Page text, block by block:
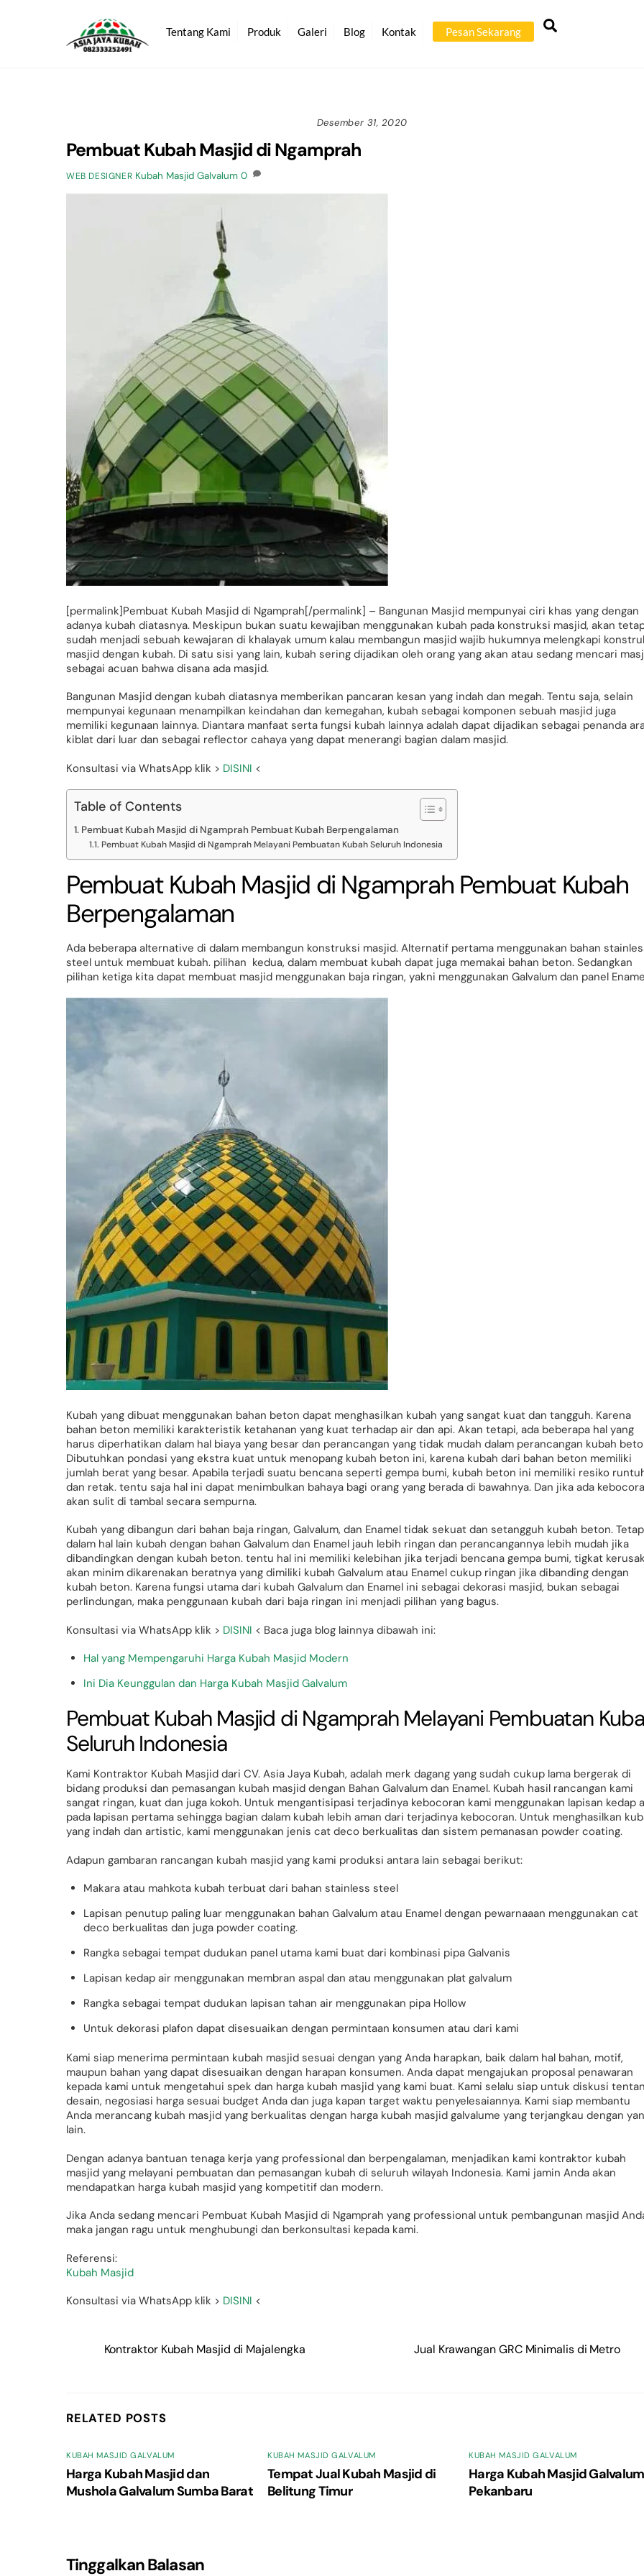
Tentang Kami Produk Galeri Blog Kontak Pesan Sekarang
Desember 31, 2020
Pembuat Kubah Masjid di Ngamprah
WEB DESIGNER Kubah Masjid Galvalum 0
[permalink]Pembuat Kubah Masjid di Ngamprah[/permalink] – Bangunan Masjid mempunyai ciri khas yang dengan
adanya kubah diatasnya. Meskipun bukan suatu kewajiban menggunakan kubah pada konstruksi masjid, akan
sudah menjadi sebuah kewajaran di khalayak umum kalau membangun masjid wajib hukumnya melengkapi
masjid dengan kubah. Di satu sisi yang lain, kubah sering dijadikan oleh orang yang akan atau sedang mencari
sebagai acuan bahwa disana ada masjid.
Bangunan Masjid dengan kubah diatasnya memberikan pancaran kesan yang indah dan megah. Tentu saja, selain
mempunyai kegunaan menampilkan keindahan dan kemegahan, kubah sebagai komponen sebuah masjid juga
memiliki kegunaan lainnya. Diantara manfaat serta fungsi kubah lainnya adalah dapat dijadikan sebagai penanda
kiblat dari luar dan sebagai reflector cahaya yang dapat menerangi bagian dalam masjid.
Konsultasi via WhatsApp klik > DISINI <
Table of Contents
Pembuat Kubah Masjid di Ngamprah Pembuat Kubah Berpengalaman
Pembuat Kubah Masjid di Ngamprah Melayani Pembuatan Kubah Seluruh Indonesia
Pembuat Kubah Masjid di Ngamprah Pembuat Kubah
Berpengalaman
Ada beberapa alternative di dalam membangun konstruksi masjid. Alternatif pertama menggunakan bahan
steel untuk membuat kubah. pilihan kedua, dalam membuat kubah dapat juga memakai bahan beton. Sedangkan
pilihan ketiga kita dapat membuat masjid menggunakan baja ringan, yakni menggunakan Galvalum dan panel
Kubah yang dibuat menggunakan bahan beton dapat menghasilkan kubah yang sangat kuat dan tangguh. Karena
bahan beton memiliki karakteristik ketahanan yang kuat terhadap air dan api. Akan tetapi, ada beberapa hal yang
harus diperhatikan dalam hal biaya yang besar dan perancangan yang tidak mudah dalam perancangan kubah
Dibutuhkan pondasi yang ekstra kuat untuk menopang kubah beton ini, karena kubah dari bahan beton memiliki
jumlah berat yang besar. Apabila terjadi suatu bencana seperti gempa bumi, kubah beton ini memiliki resiko
dan retak. tentu saja hal ini dapat menimbulkan bahaya bagi orang yang berada di bawahnya. Dan jika ada
akan sulit di tambal secara sempurna.
Kubah yang dibangun dari bahan baja ringan, Galvalum, dan Enamel tidak sekuat dan setangguh kubah beton.
dalam hal lain kubah dengan bahan Galvalum dan Enamel jauh lebih ringan dan perancangannya lebih mudah jika
dibandingkan dengan kubah beton. tentu hal ini memiliki kelebihan jika terjadi bencana gempa bumi, tigkat
akan minim dikarenakan beratnya yang dimiliki kubah Galvalum atau Enamel cukup ringan jika dibanding dengan
kubah beton. Karena fungsi utama dari kubah Galvalum dan Enamel ini sebagai dekorasi masjid, bukan sebagai
perlindungan, maka penggunaan kubah dari baja ringan ini menjadi pilihan yang bagus.
Konsultasi via WhatsApp klik > DISINI < Baca juga blog lainnya dibawah ini:
Hal yang Mempengaruhi Harga Kubah Masjid Modern
Ini Dia Keunggulan dan Harga Kubah Masjid Galvalum
Pembuat Kubah Masjid di Ngamprah Melayani Pembuatan
Seluruh Indonesia
Kami Kontraktor Kubah Masjid dari CV. Asia Jaya Kubah, adalah merk dagang yang sudah cukup lama bergerak di
bidang produksi dan pemasangan kubah masjid dengan Bahan Galvalum dan Enamel. Kubah hasil rancangan kami
sangat ringan, kuat dan juga kokoh. Untuk mengantisipasi terjadinya kebocoran kami menggunakan lapisan kedap
pada lapisan pertama sehingga bagian dalam kubah lebih aman dari terjadinya kebocoran. Untuk menghasilkan
yang indah dan artistic, kami menggunakan jenis cat deco berkualitas dan sistem pemanasan powder coating.
Adapun gambaran rancangan kubah masjid yang kami produksi antara lain sebagai berikut:
Makara atau mahkota kubah terbuat dari bahan stainless steel
Lapisan penutup paling luar menggunakan bahan Galvalum atau Enamel dengan pewarnaaan menggunakan cat
deco berkualitas dan juga powder coating.
Rangka sebagai tempat dudukan panel utama kami buat dari kombinasi pipa Galvanis
Lapisan kedap air menggunakan membran aspal dan atau menggunakan plat galvalum
Rangka sebagai tempat dudukan lapisan tahan air menggunakan pipa Hollow
Untuk dekorasi plafon dapat disesuaikan dengan permintaan konsumen atau dari kami
Kami siap menerima permintaan kubah masjid sesuai dengan yang Anda harapkan, baik dalam hal bahan, motif,
maupun bahan yang dapat disesuaikan dengan harapan konsumen. Anda dapat mengajukan proposal penawaran
kepada kami untuk mengetahui spek dan harga kubah masjid yang kami buat. Kami selalu siap untuk diskusi
desain, negosiasi harga sesuai budget Anda dan juga kapan target waktu penyelesaiannya. Kami siap membantu
Anda merancang kubah masjid yang berkualitas dengan harga kubah masjid galvalume yang terjangkau dengan
lain.
Dengan adanya bantuan tenaga kerja yang professional dan berpengalaman, menjadikan kami kontraktor kubah
masjid yang melayani pembuatan dan pemasangan kubah di seluruh wilayah Indonesia. Kami jamin Anda akan
mendapatkan harga kubah masjid yang kompetitif dan modern.
Jika Anda sedang mencari Pembuat Kubah Masjid di Ngamprah yang professional untuk pembangunan masjid
maka jangan ragu untuk menghubungi dan berkonsultasi kepada kami.
Referensi:
Kubah Masjid
Konsultasi via WhatsApp klik > DISINI <
Kontraktor Kubah Masjid di Majalengka Jual Krawangan GRC Minimalis di Metro
RELATED POSTS
KUBAH MASJID GALVALUM
Harga Kubah Masjid dan
Mushola Galvalum Sumba Barat
KUBAH MASJID GALVALUM
Tempat Jual Kubah Masjid di
Belitung Timur
KUBAH MASJID GALVALUM
Harga Kubah Masjid Galvalum
Pekanbaru
Tinggalkan Balasan
To
Top